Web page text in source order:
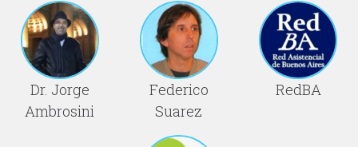
Dr. Jorge
Ambrosini
Federico
Suarez
RedBA